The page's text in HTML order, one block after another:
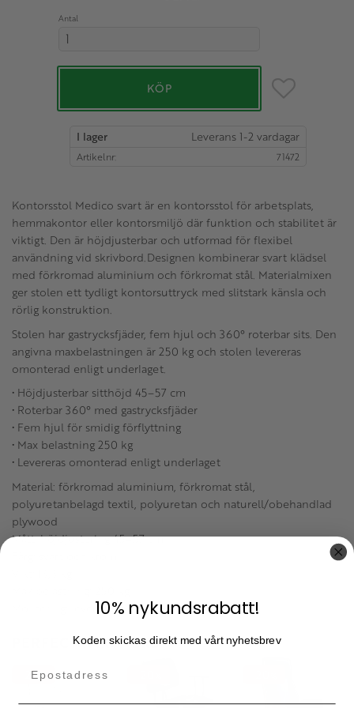
Antal
KÖP Lägg till i
I lager
Artikelnr 71472
Kontorsstol Medico svart är en kontorsstol för arbetsplats,
hemmakontor eller kontorsmiljö där funktion och stabilitet är
viktigt. Den är höjdjusterbar och utformad för flexibel
användning vid skrivbord.Designen kombinerar svart klädsel
med förkromad aluminium och förkromat stål. Materialmixen
ger stolen ett tydligt kontorsuttryck med slitstark känsla och
rörlig konstruktion.
Stolen har gastrycksfjäder, fem hjul och 360° roterbar sits. Den
angivna maxbelastningen är 250 kg och stolen levereras
omonterad enligt underlaget.
• Höjdjusterbar sitthöjd 45–57 cm
• Roterbar 360° med gastrycksfjäder
• Fem hjul för smidig förflyttning
• Max belastning 250 kg
• Levereras omonterad enligt underlaget
Material: förkromad aluminium, förkromat stål,
polyuretanbelagd textil, polyuretan och naturell/obehandlad
plywood
Mått: höjdjustering 45–57 cm
Montering: levereras omonterad
PERFECT PARTNERS
20 %
10% nykundsrabatt!
Koden skickas direkt med vårt nyhetsbrev